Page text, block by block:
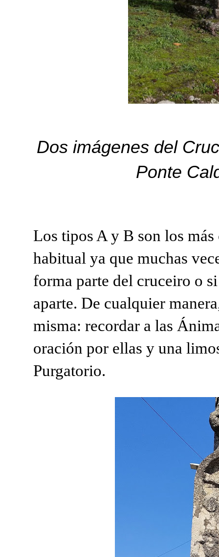
Dos imágenes del
Ponte
Los tipos A y B son los
habitual ya que muchas
forma parte del cruceiro o
aparte. De cualquier
misma: recordar a las
oración por ellas y una
Purgatorio.